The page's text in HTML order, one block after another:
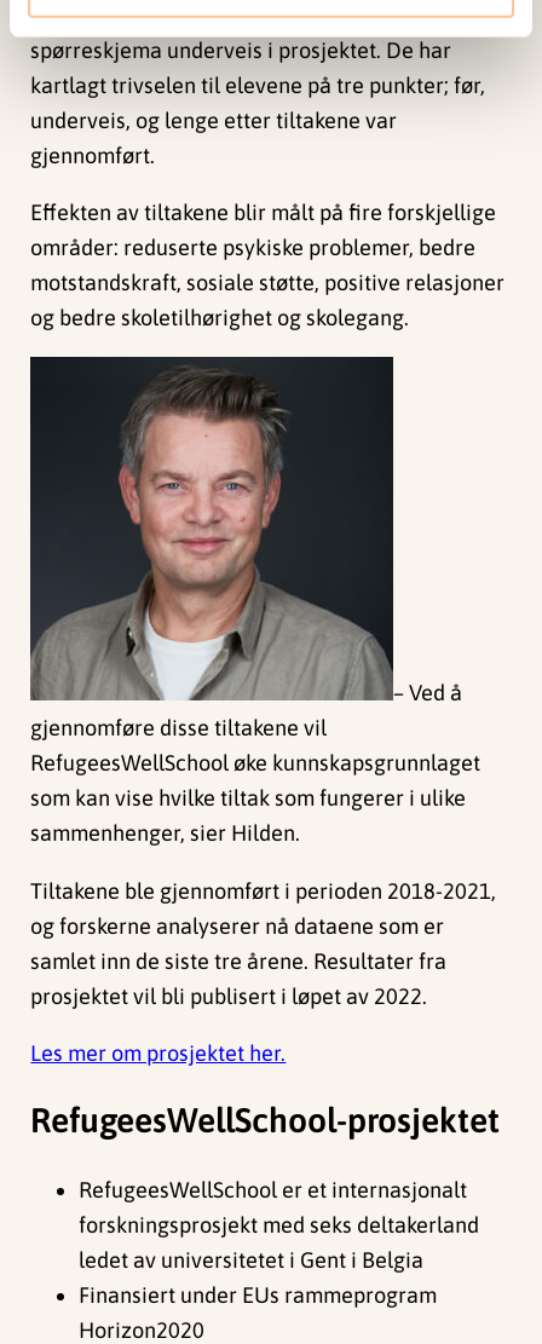
til nyankomne elever med både intervjuer og
spørreskjema underveis i prosjektet. De har
kartlagt trivselen til elevene på tre punkter; før,
underveis, og lenge etter tiltakene var
gjennomført.
Effekten av tiltakene blir målt på fire forskjellige
områder: reduserte psykiske problemer, bedre
motstandskraft, sosiale støtte, positive relasjoner
og bedre skoletilhørighet og skolegang.
– Ved å
gjennomføre disse tiltakene vil
RefugeesWellSchool øke kunnskapsgrunnlaget
som kan vise hvilke tiltak som fungerer i ulike
sammenhenger, sier Hilden.
Tiltakene ble gjennomført i perioden 2018-2021,
og forskerne analyserer nå dataene som er
samlet inn de siste tre årene. Resultater fra
prosjektet vil bli publisert i løpet av 2022.
Les mer om prosjektet her.
RefugeesWellSchool-prosjektet
RefugeesWellSchool er et internasjonalt
forskningsprosjekt med seks deltakerland
ledet av universitetet i Gent i Belgia
Finansiert under EUs rammeprogram
Horizon2020